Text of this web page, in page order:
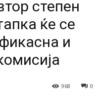
степен
ќе се
и
0
968